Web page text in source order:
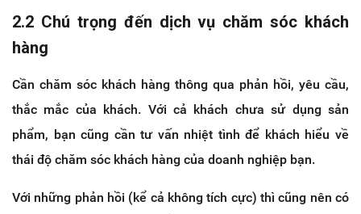
2.2 Chú trọng đến dịch vụ chăm sóc khách
hàng
Cần chăm sóc khách hàng thông qua phản hồi, yêu cầu,
thắc mắc của khách. Với cả khách chưa sử dụng sản
phẩm, bạn cũng cần tư vấn nhiệt tình để khách hiểu về
thái độ chăm sóc khách hàng của doanh nghiệp bạn.
Với những phản hồi (kể cả không tích cực) thì cũng nên có